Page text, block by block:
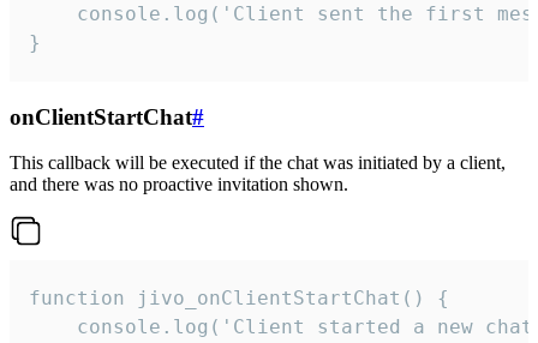
console.log('Client sent the first
}
onClientStartChat#
This callback will be executed if the chat was initiated by a client,
and there was no proactive invitation shown.
function jivo_onClientStartChat() {
console.log('Client started a new